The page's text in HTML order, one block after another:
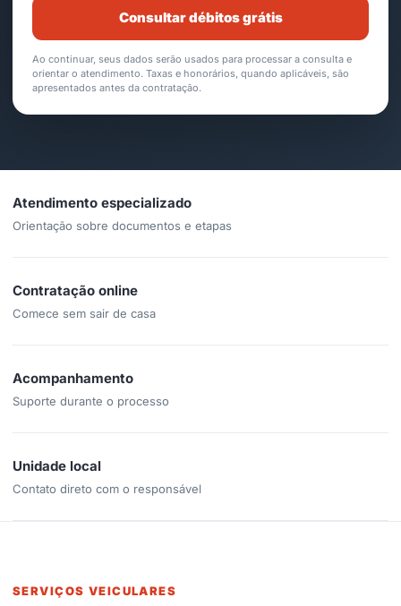
Consultar débitos grátis
Ao continuar, seus dados serão usados para processar a consulta e
orientar o atendimento. Taxas e honorários, quando aplicáveis, são
apresentados antes da contratação.
Atendimento especializado
Orientação sobre documentos e etapas
Contratação online
Comece sem sair de casa
Acompanhamento
Suporte durante o processo
Unidade local
Contato direto com o responsável
SERVIÇOS VEICULARES